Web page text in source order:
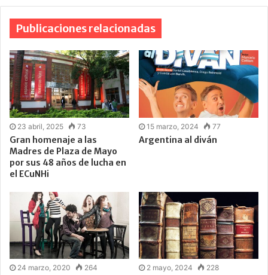
Publicaciones relacionadas
23 abril, 2025 73
Gran homenaje a las
Madres de Plaza de Mayo
por sus 48 años de lucha en
el ECuNHi
15 marzo, 2024 77
Argentina al diván
24 marzo, 2020 264 2 mayo, 2024 228